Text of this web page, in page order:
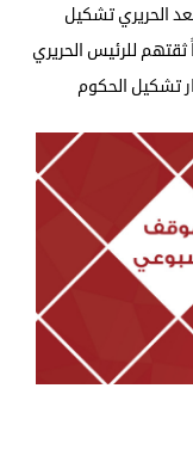
الحريري تشكيل
ثقتهم للرئيس الحريري
تشكيل الحكوم